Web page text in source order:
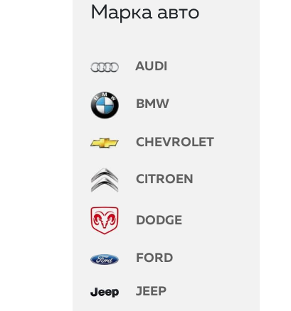
Марка авто
AUDI
BMW
CHEVROLET
CITROEN
DODGE
FORD
JEEP